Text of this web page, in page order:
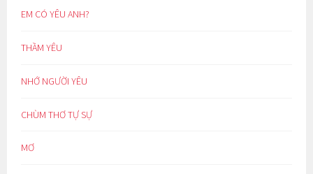
EM CÓ YÊU ANH?
THẦM YÊU
NHỚ NGƯỜI YÊU
CHÙM THƠ TỰ SỰ
MƠ